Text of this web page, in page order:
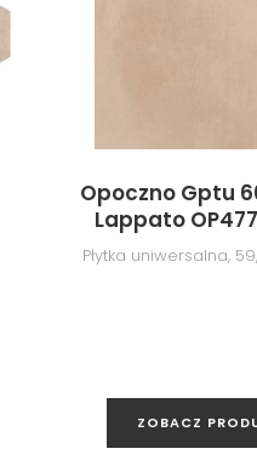
Opoczno Gptu
Lappato
Płytka uniwersalna,
ZOBACZ